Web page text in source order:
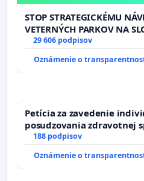
STOP STRATEGICKÉMU
VETERNÝCH PARKOV NA
29 606 podpisov
Oznámenie o
Petícia za zavedenie
posudzovania zdravotnej
osôb s diabetom 1. a 2.
188 podpisov
Oznámenie o